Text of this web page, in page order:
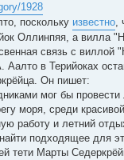
1928
поскольку известно,
Оллинпяя, а вилла
связь с виллой
Аалто в Терийоках
Он пишет:
мог бы провести
моря, среди красивой
работу и летний
подходящее для
тети Марты